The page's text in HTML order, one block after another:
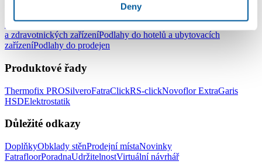
Deny
Podlahy do kanceláříPodlahy do škol a školekPodlahy do nemocnic
a zdravotnických zařízeníPodlahy do hotelů a ubytovacích
zařízeníPodlahy do prodejen
Produktové řady
Thermofix PROSilveroFatraClickRS-clickNovoflor ExtraGaris
HSDElektrostatik
Důležité odkazy
DoplňkyObklady stěnProdejní místaNovinky
FatrafloorPoradnaUdržitelnostVirtuální návrhář